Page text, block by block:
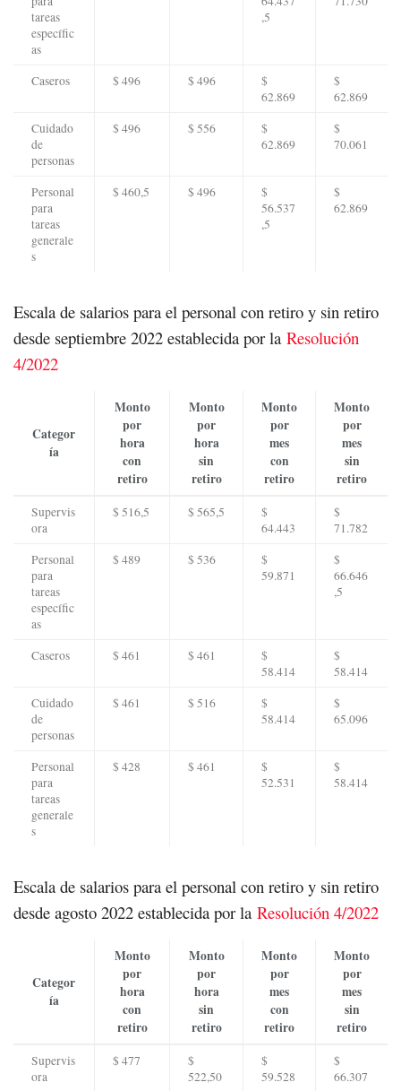
tareas
específic
as
,5
Caseros $ 496 $ 496
$
62.869
$
62.869
Cuidado
de
personas
$ 496 $ 556
$
62.869
$
70.061
Personal
para
tareas
generale
s
$ 460,5 $ 496
$
56.537
,5
$
62.869
Escala de salarios para el personal con retiro y sin retiro
desde septiembre 2022 establecida por la Resolución
4/2022
Categor
ía
Monto
por
hora
con
retiro
Monto
por
hora
sin
retiro
Monto
por
mes
con
retiro
Monto
por
mes
sin
retiro
Supervis
ora
$ 516,5 $ 565,5
$
64.443
$
71.782
Personal
para
tareas
específic
as
$ 489 $ 536
$
59.871
$
66.646
,5
Caseros $ 461 $ 461
$
58.414
$
58.414
Cuidado
de
personas
$ 461 $ 516
$
58.414
$
65.096
Personal
para
tareas
generale
s
$ 428 $ 461
$
52.531
$
58.414
Escala de salarios para el personal con retiro y sin retiro
desde agosto 2022 establecida por la Resolución 4/2022
Categor
ía
Monto
por
hora
con
retiro
Monto
por
hora
sin
retiro
Monto
por
mes
con
retiro
Monto
por
mes
sin
retiro
Supervis
ora
$ 477
$
522,50
$
59.528
$
66.307